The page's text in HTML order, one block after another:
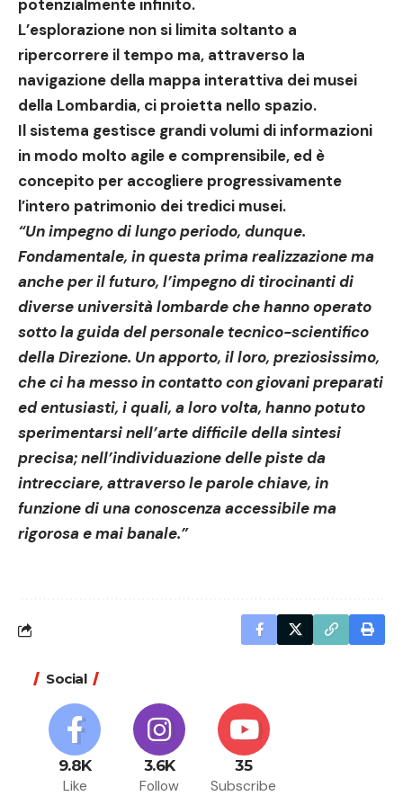
potenzialmente infinito.
L’esplorazione non si limita soltanto a
ripercorrere il tempo ma, attraverso la
navigazione della mappa interattiva dei musei
della Lombardia, ci proietta nello spazio.
Il sistema gestisce grandi volumi di informazioni
in modo molto agile e comprensibile, ed è
concepito per accogliere progressivamente
l’intero patrimonio dei tredici musei.
“Un impegno di lungo periodo, dunque.
Fondamentale, in questa prima realizzazione ma
anche per il futuro, l’impegno di tirocinanti di
diverse università lombarde che hanno operato
sotto la guida del personale tecnico-scientifico
della Direzione. Un apporto, il loro, preziosissimo,
che ci ha messo in contatto con giovani preparati
ed entusiasti, i quali, a loro volta, hanno potuto
sperimentarsi nell’arte difficile della sintesi
precisa; nell’individuazione delle piste da
intrecciare, attraverso le parole chiave, in
funzione di una conoscenza accessibile ma
rigorosa e mai banale.”
Social
9.8K
Like
3.6K
Follow
35
Subscribe